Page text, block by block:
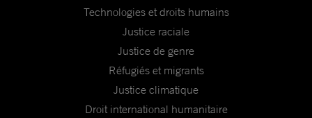
Technologies et droits humains
Justice raciale
Justice de genre
Réfugiés et migrants
Justice climatique
Droit international humanitaire